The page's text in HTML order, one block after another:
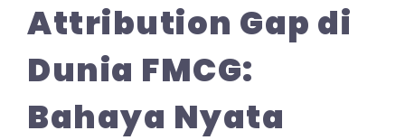
Attribution Gap di
Dunia FMCG:
Bahaya Nyata